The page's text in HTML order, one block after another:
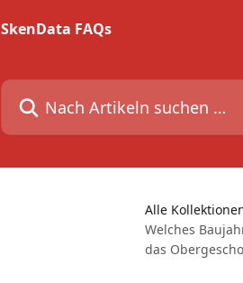
SkenData FAQs
Nach Artikeln suchen …
Alle
Welches
das